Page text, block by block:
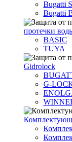
Bugatti
Bugatti
протечки
BASIC
TUYA
Gidrolock
G-